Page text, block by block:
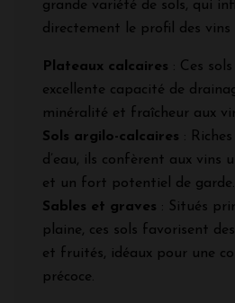
grande variété de sols, qui
directement le profil des vins
Plateaux calcaires : Ces
excellente capacité de
minéralité et fraîcheur aux
Sols argilo-calcaires :
d’eau, ils confèrent aux vins
et un fort potentiel de garde.
Sables et graves : Situés
plaine, ces sols favorisent
et fruités, idéaux pour une
précoce.